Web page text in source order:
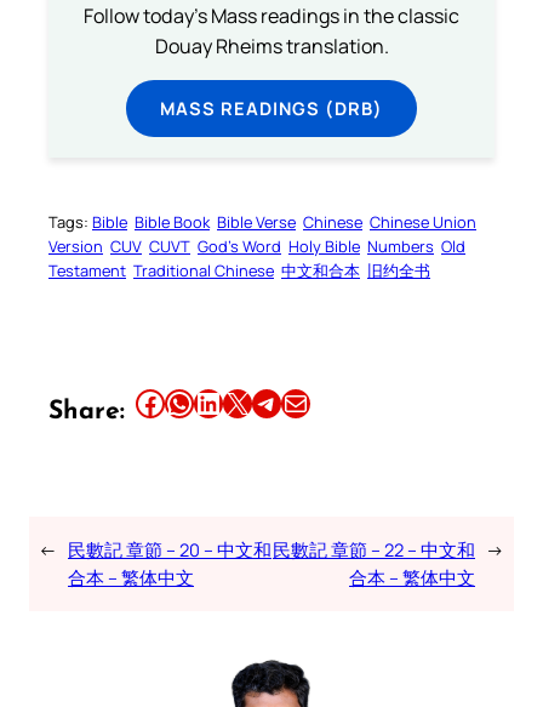
Follow today's Mass readings in the classic
Douay Rheims translation.
MASS READINGS (DRB)
Tags: Bible Bible Book Bible Verse Chinese Chinese Union
Version CUV CUVT God’s Word Holy Bible Numbers Old
Testament Traditional Chinese 中文和合本 旧约全书
Share: Share this article on Facebook Share this article on WhatsApp Share this article on LinkedIn Share this article on X Share this article on TelegramEmail this Article
← 民數記 章節 – 20 – 中文和
合本 – 繁体中文
民數記 章節 – 22 – 中文和
合本 – 繁体中文
→